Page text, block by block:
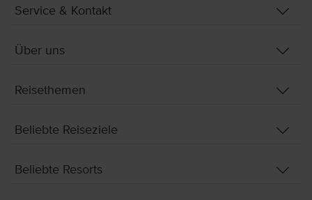
Service & Kontakt
Über uns
Reisethemen
Beliebte Reiseziele
Beliebte Resorts